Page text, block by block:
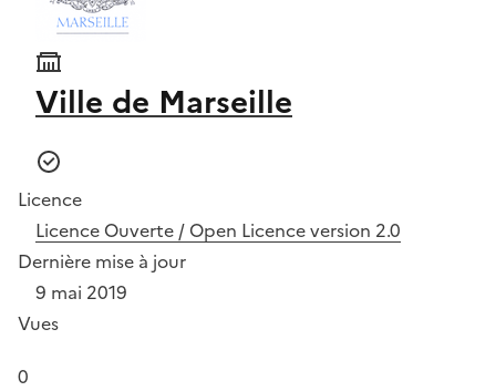
Ville de Marseille
Licence
Licence Ouverte / Open Licence version 2.0
Dernière mise à jour
9 mai 2019
Vues
0